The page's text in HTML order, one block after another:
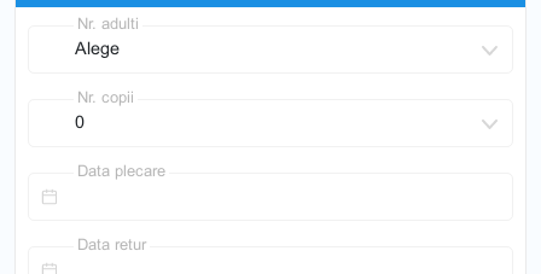
Nr. adulti
Nr. copii
Data plecare
Data retur